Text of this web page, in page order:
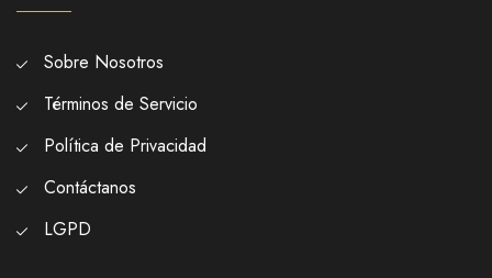
Sobre Nosotros
Términos de Servicio
Política de Privacidad
Contáctanos
LGPD